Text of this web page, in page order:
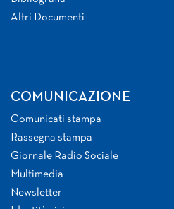
Altri Documenti
COMUNICAZIONE
Comunicati stampa
Rassegna stampa
Giornale Radio Sociale
Multimedia
Newsletter